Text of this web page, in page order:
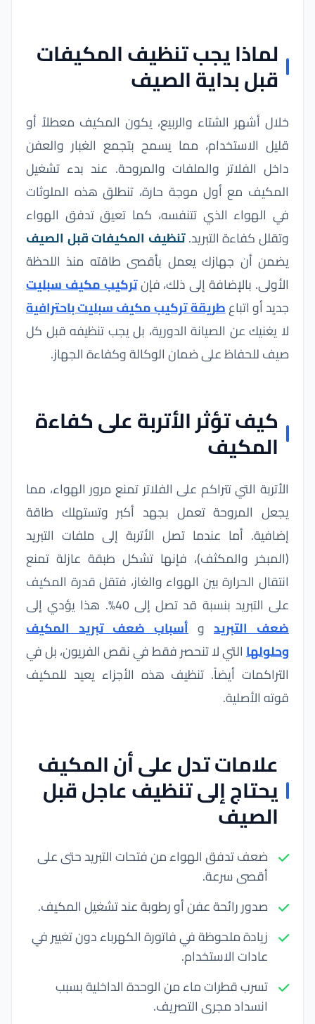
لماذا يجب تنظيف المكيفات
قبل بداية الصيف
خلال أشهر الشتاء والربيع، يكون المكيف معطلاً أو
قليل الاستخدام، مما يسمح بتجمع الغبار والعفن
داخل الفلاتر والملفات والمروحة. عند بدء تشغيل
المكيف مع أول موجة حارة، تنطلق هذه الملوثات
في الهواء الذي تتنفسه، كما تعيق تدفق الهواء
وتقلل كفاءة التبريد.تنظيف المكيفات قبل الصيف
يضمن أن جهازك يعمل بأقصى طاقته منذ اللحظة
الأولى. بالإضافة إلى ذلك، فإنتركيب مكيف سبليت
جديد أو اتباعطريقة تركيب مكيف سبليت باحترافية
لا يغنيك عن الصيانة الدورية، بل يجب تنظيفه قبل كل
صيف للحفاظ على ضمان الوكالة وكفاءة الجهاز.
كيف تؤثر الأتربة على كفاءة
المكيف
الأتربة التي تتراكم على الفلاتر تمنع مرور الهواء، مما
يجعل المروحة تعمل بجهد أكبر وتستهلك طاقة
إضافية. أما عندما تصل الأتربة إلى ملفات التبريد
(المبخر والمكثف)، فإنها تشكل طبقة عازلة تمنع
انتقال الحرارة بين الهواء والغاز، فتقل قدرة المكيف
على التبريد بنسبة قد تصل إلى 40%. هذا يؤدي إلى
ضعف التبريد و أسباب ضعف تبريد المكيف
وحلولهاالتي لا تنحصر فقط في نقص الفريون، بل في
التراكمات أيضاً. تنظيف هذه الأجزاء يعيد للمكيف
قوته الأصلية.
علامات تدل على أن المكيف
يحتاج إلى تنظيف عاجل قبل
الصيف
ضعف تدفق الهواء من فتحات التبريد حتى على
أقصى سرعة.
صدور رائحة عفن أو رطوبة عند تشغيل المكيف.
زيادة ملحوظة في فاتورة الكهرباء دون تغيير في
عادات الاستخدام.
تسرب قطرات ماء من الوحدة الداخلية بسبب
انسداد مجرى التصريف.